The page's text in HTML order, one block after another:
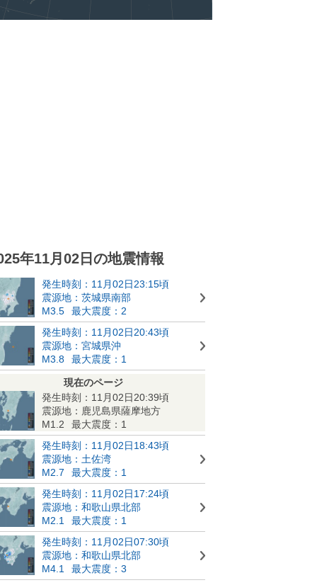
年11月02日の地震情報
発生時刻：11月02日23:15頃
震源地：茨城県南部
M3.5
最大震度：2
発生時刻：11月02日20:43頃
震源地：宮城県沖
M3.8
最大震度：1
現在のページ
発生時刻：11月02日20:39頃
震源地：鹿児島県薩摩地方
M1.2
最大震度：1
発生時刻：11月02日18:43頃
震源地：土佐湾
M2.7
最大震度：1
発生時刻：11月02日17:24頃
震源地：和歌山県北部
M2.1
最大震度：1
発生時刻：11月02日07:30頃
震源地：和歌山県北部
M4.1
最大震度：3